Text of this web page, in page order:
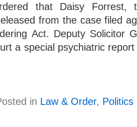
that Daisy Forrest,
from the case filed
Act. Deputy Solicitor
a special psychiatric
in Law & Order, Politics